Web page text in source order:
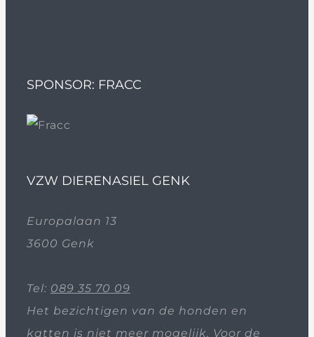
SPONSOR: FRACC
VZW DIERENASIEL GENK
Europalaan 13
3600 Genk
Tel: 089 35 70 09
Het bezichtigen van de honden en
katten is niet meer mogelijk. Voor de